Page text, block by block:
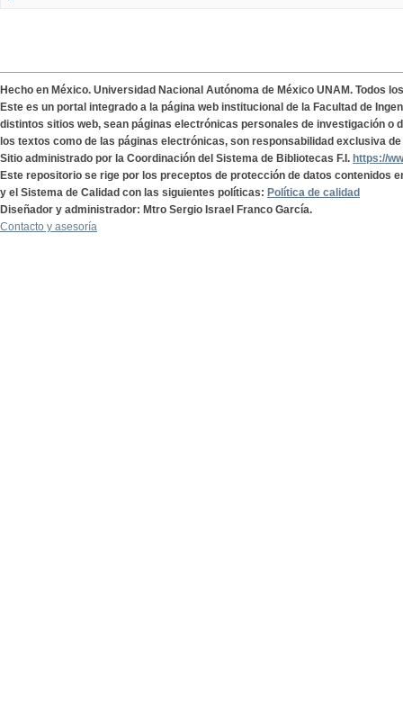
Hecho en México. Universidad Nacional Autónoma de México UNAM. Todos
Este es un portal integrado a la página web institucional de la Facultad de
distintos sitios web, sean páginas electrónicas personales de investigación o
los textos como de las páginas electrónicas, son responsabilidad exclusiva
Sitio administrado por la Coordinación del Sistema de Bibliotecas F.I. https://
Este repositorio se rige por los preceptos de protección de datos contenidos
y el Sistema de Calidad con las siguientes políticas: Política de calidad
Diseñador y administrador: Mtro Sergio Israel Franco García.
Contacto y asesoría